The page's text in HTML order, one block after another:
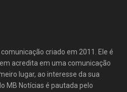
criado em 2011. Ele é
acredita em uma comunicação
lugar, ao interesse da sua
MB Notícias é pautada pelo